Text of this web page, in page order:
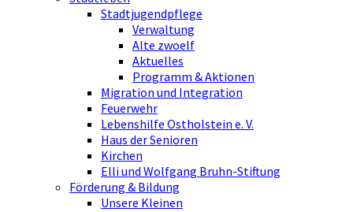
Stadtjugendpflege
Verwaltung
Alte zwoelf
Aktuelles
Programm & Aktionen
Migration und Integration
Feuerwehr
Lebenshilfe Ostholstein e. V.
Haus der Senioren
Kirchen
Elli und Wolfgang Bruhn-Stiftung
Förderung & Bildung
Unsere Kleinen